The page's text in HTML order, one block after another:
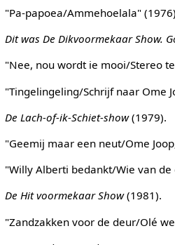
"Pa-papoea/Ammehoelala"
Dit was De Dikvoormekaar Show.
"Nee, nou wordt ie mooi/Stereo
"Tingelingeling/Schrijf naar Ome
De Lach-of-ik-Schiet-show(1979).
"Geemij maar een neut/Ome
"Willy Alberti bedankt/Wie van de
De Hit voormekaar Show(1981).
"Zandzakken voor de deur/Olé